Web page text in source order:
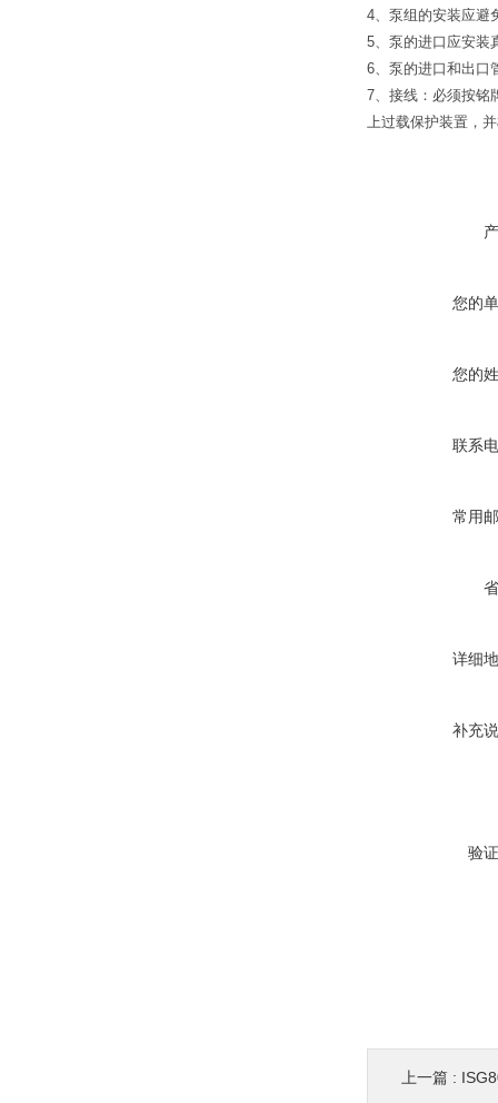
4、泵组的安装应避
5、泵的进口应安装
6、泵的进口和出口
7、接线：必须按铭
上过载保护装置，
您的
您的
联系
常用
详细
补充
验
上一篇 :